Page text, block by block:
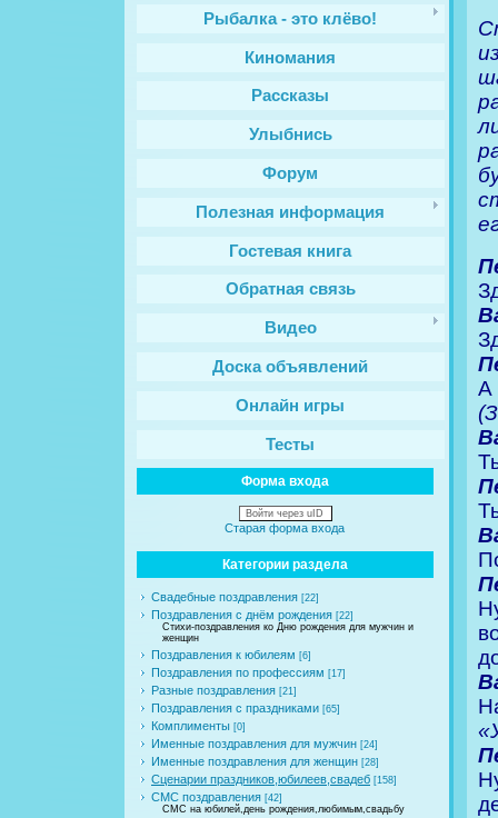
Рыбалка - это клёво!
Киномания
Рассказы
Улыбнись
Форум
Полезная информация
Гостевая книга
Обратная связь
Видео
Доска объявлений
Онлайн игры
Тесты
Форма входа
Войти через uID
Старая форма входа
Категории раздела
Свадебные поздравления [22]
Поздравления с днём рождения [22]
Стихи-поздравления ко Дню рождения для мужчин и
женщин
Поздравления к юбилеям [6]
Поздравления по профессиям [17]
Разные поздравления [21]
Поздравления с праздниками [65]
Комплименты [0]
Именные поздравления для мужчин [24]
Именные поздравления для женщин [28]
Сценарии праздников,юбилеев,свадеб [158]
СМС поздравления [42]
СМС на юбилей,день рождения,любимым,свадьбу
А